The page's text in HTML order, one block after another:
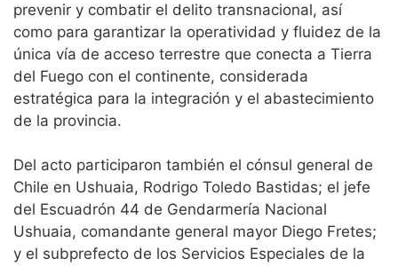
prevenir y combatir el delito transnacional, así
como para garantizar la operatividad y fluidez de la
única vía de acceso terrestre que conecta a Tierra
del Fuego con el continente, considerada
estratégica para la integración y el abastecimiento
de la provincia.
Del acto participaron también el cónsul general de
Chile en Ushuaia, Rodrigo Toledo Bastidas; el jefe
del Escuadrón 44 de Gendarmería Nacional
Ushuaia, comandante general mayor Diego Fretes;
y el subprefecto de los Servicios Especiales de la